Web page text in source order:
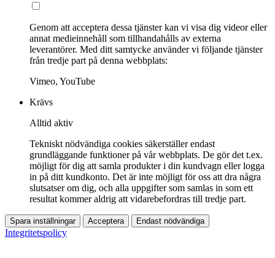
Genom att acceptera dessa tjänster kan vi visa dig videor eller
annat medieinnehåll som tillhandahålls av externa
leverantörer. Med ditt samtycke använder vi följande tjänster
från tredje part på denna webbplats:
Vimeo, YouTube
Krävs
Alltid aktiv
Tekniskt nödvändiga cookies säkerställer endast
grundläggande funktioner på vår webbplats. De gör det t.ex.
möjligt för dig att samla produkter i din kundvagn eller logga
in på ditt kundkonto. Det är inte möjligt för oss att dra några
slutsatser om dig, och alla uppgifter som samlas in som ett
resultat kommer aldrig att vidarebefordras till tredje part.
Spara inställningar Acceptera Endast nödvändiga
Integritetspolicy